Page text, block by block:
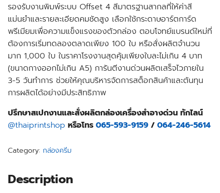
รองรับงานพิมพ์ระบบ Offset 4 สีมาตรฐานสากลที่ให้ค่าสี
แม่นยำและรายละเอียดคมชัดสูง เลือกใช้กระดาษอาร์ตการ์ด
พรีเมียมเพื่อความแข็งแรงของตัวกล่อง ตอบโจทย์แบรนด์ใหม่ที่
ต้องการเริ่มทดลองตลาดเพียง 100 ใบ หรือสั่งผลิตจำนวน
มาก 1,000 ใบ ในราคาโรงงานสุดคุ้มเพียงใบละไม่เกิน 4 บาท
(ขนาดกางออกไม่เกิน A5) การันตีงานด่วนผลิตเสร็จไวภายใน
3-5 วันทำการ ช่วยให้คุณบริหารจัดการสต็อกสินค้าและต้นทุน
การผลิตได้อย่างมีประสิทธิภาพ
ปรึกษาสเปกงานและสั่งผลิตกล่องเครื่องสำอางด่วน ทักไลน์
@thaiprintshop หรือโทร 065-593-9159 / 064-246-5614
Category: กล่องครีม
Description